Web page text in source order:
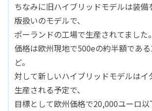
ちなみに旧ハイブリッドモデルは装
版扱いのモデルで、
ポーランドの工場で生産されてました。
価格は欧州現地で500eの約半額であ
ど。
対して新しいハイブリッドモデルはイ
生産される予定で、
目標として欧州価格で20,000ユーロ